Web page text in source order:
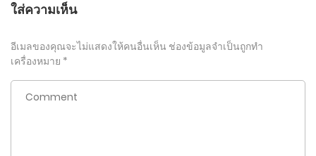
ใส่ความเห็น
อีเมลของคุณจะไม่แสดงให้คนอื่นเห็น ช่องข้อมูลจำเป็นถูกทำ
เครื่องหมาย *